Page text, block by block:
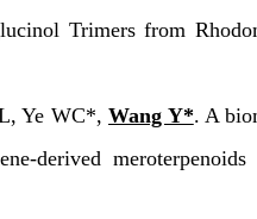
Trimers from
Ye WC*,Wang Y*. A
derived